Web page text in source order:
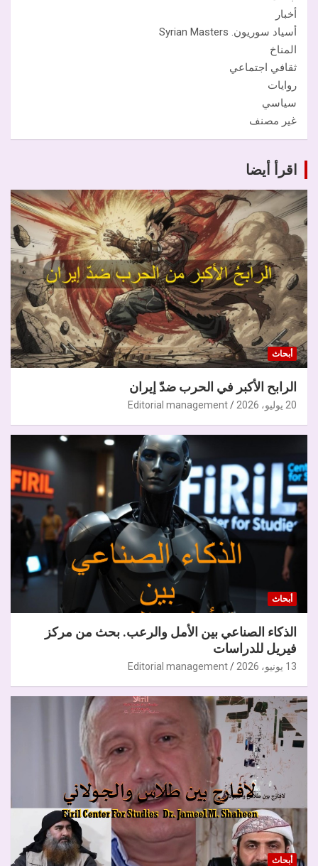
أخبار
أسياد سوريون. Syrian Masters
المناخ
ثقافي اجتماعي
روايات
سياسي
غير مصنف
اقرأ أيضا
أبحاث
الرابح الأكبر في الحرب ضدّ إيران
20 يوليو، 2026 Editorial management
أبحاث
الذكاء الصناعي بين الأمل والرعب. بحث من مركز
فيريل للدراسات
13 يونيو، 2026 Editorial management
أبحاث